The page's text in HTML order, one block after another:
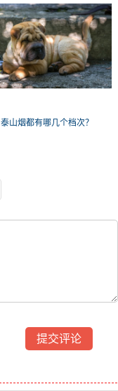
泰山烟都有哪几个档次？